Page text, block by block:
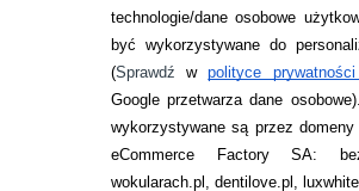
technologie/dane osobowe
być wykorzystywane do
(Sprawdźwpolityce
Google przetwarza dane osobowe
wykorzystywane są przez
eCommerce Factory SA:
wokularach.pl, dentilove.pl,
JAK ZAMAWIAĆ?
ZWROTY I REKLAMACJA
WARUNKI ZAKUPÓW